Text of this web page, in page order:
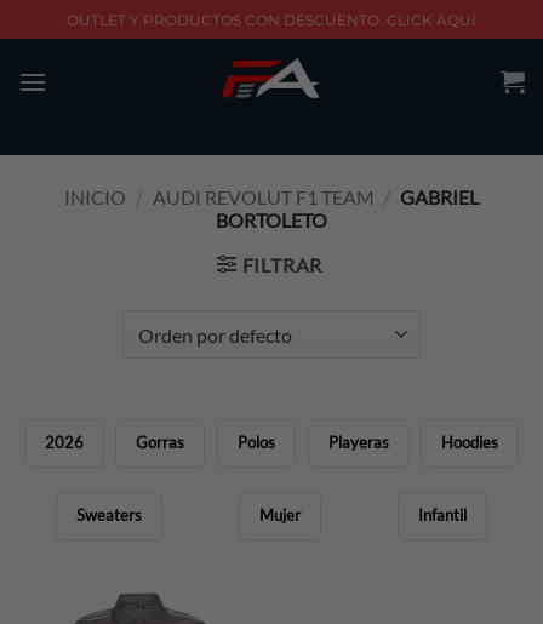
to
content
OUTLET Y PRODUCTOS CON DESCUENTO. CLICK AQUÍ
INICIO / AUDI REVOLUT F1 TEAM / GABRIEL
BORTOLETO
FILTRAR
2026 Gorras Polos Playeras Hoodies
Sweaters Mujer Infantil